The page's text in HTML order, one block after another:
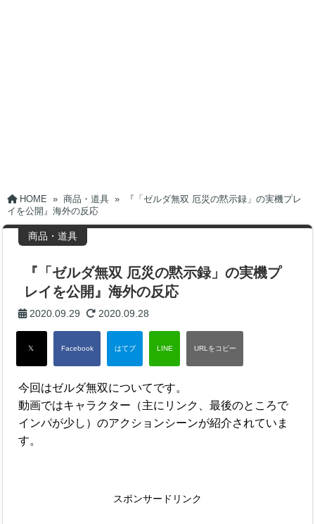
HOME » 商品・道具 »
『「ゼルダ無双 厄災の黙示録」の実機プレ
イを公開』海外の反応
商品・道具
『「ゼルダ無双 厄災の黙示録」の実機プ
レイを公開』海外の反応
2020.09.29 2020.09.28
今回はゼルダ無双についてです。
動画ではキャラクター（主にリンク、最後のところで
インパが少し）のアクションシーンが紹介されていま
す。
スポンサードリンク